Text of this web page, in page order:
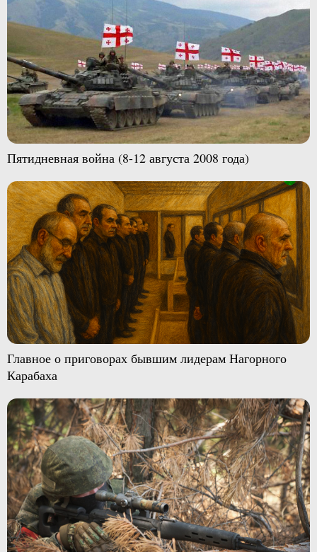
Пятидневная война (8-12 августа 2008 года)
Главное о приговорах бывшим лидерам Нагорного
Карабаха